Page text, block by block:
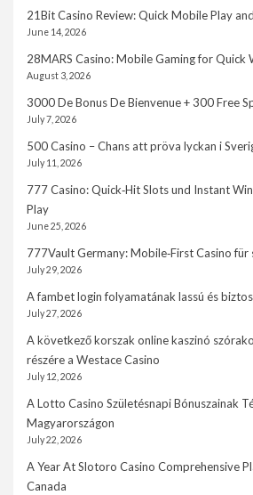
21Bit Casino Review: Quick Mobile Play
June 14, 2026
28MARS Casino: Mobile Gaming for Quick
August 3, 2026
3000 De Bonus De Bienvenue + 300 Free
July 7, 2026
500 Casino – Chans att pröva lyckan i
July 11, 2026
777 Casino: Quick‑Hit Slots und Instant
Play
June 25, 2026
777Vault Germany: Mobile‑First Casino für
July 29, 2026
A fambet login folyamatának lassú és
July 27, 2026
A következő korszak online kaszinó
részére a Westace Casino
July 12, 2026
A Lotto Casino Születésnapi Bónuszainak
Magyarországon
July 22, 2026
A Year At Slotoro Casino Comprehensive
Canada